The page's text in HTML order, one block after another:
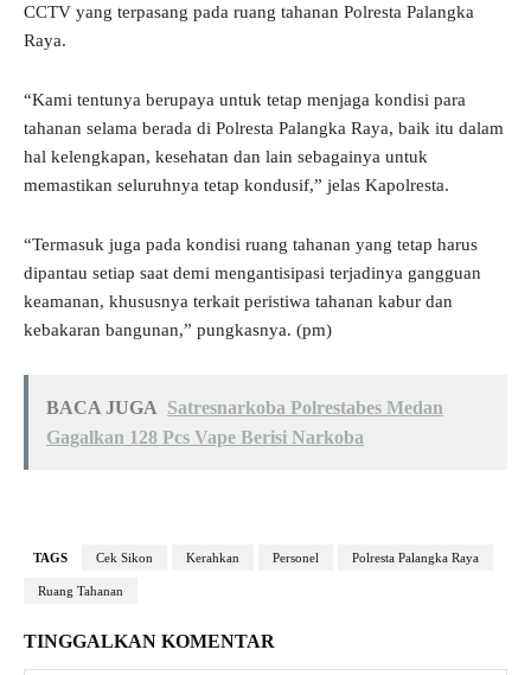
CCTV yang terpasang pada ruang tahanan Polresta Palangka
Raya.
“Kami tentunya berupaya untuk tetap menjaga kondisi para
tahanan selama berada di Polresta Palangka Raya, baik itu dalam
hal kelengkapan, kesehatan dan lain sebagainya untuk
memastikan seluruhnya tetap kondusif,” jelas Kapolresta.
“Termasuk juga pada kondisi ruang tahanan yang tetap harus
dipantau setiap saat demi mengantisipasi terjadinya gangguan
keamanan, khususnya terkait peristiwa tahanan kabur dan
kebakaran bangunan,” pungkasnya. (pm)
BACA JUGA Satresnarkoba Polrestabes Medan
Gagalkan 128 Pcs Vape Berisi Narkoba
TAGS Cek Sikon Kerahkan Personel Polresta Palangka Raya
Ruang Tahanan
TINGGALKAN KOMENTAR